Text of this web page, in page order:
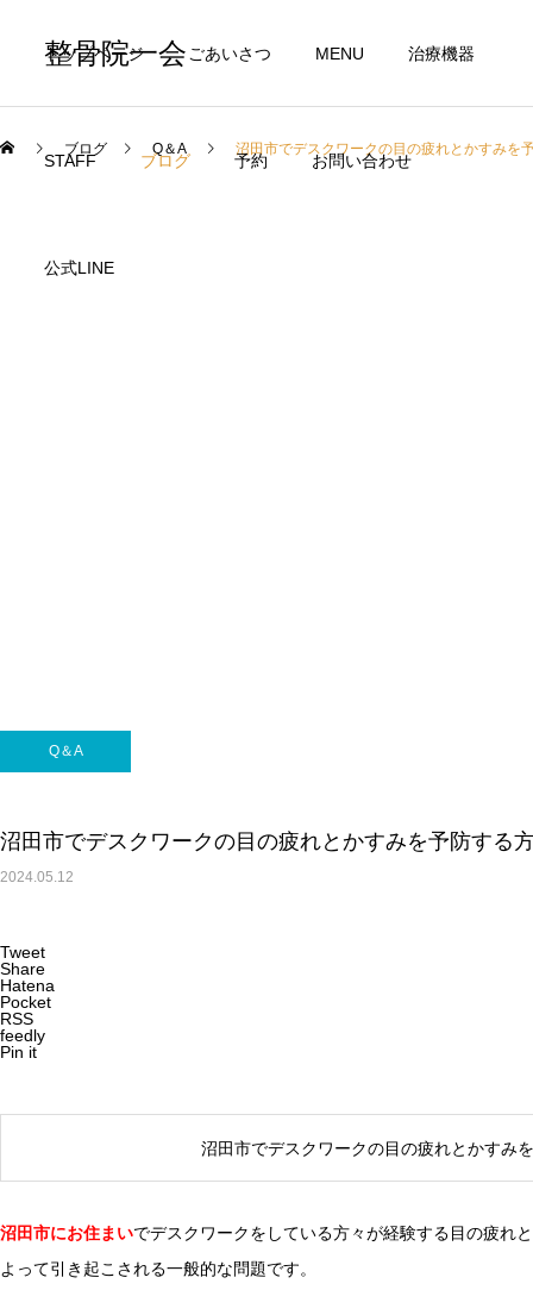
整骨院一会
トップページ ごあいさつ MENU 治療機器
STAFF ブログ 予約 お問い合わせ
公式LINE
交通事故治療
Q＆A
ブログ Q＆A 沼田市でデスクワークの目の疲れとかすみを
Q＆A
沼田市でデスクワークの目の疲れとかすみを予防する
2024.05.12
Tweet
Share
Hatena
Pocket
RSS
feedly
Pin it
沼田市でデスクワークの目の疲れとかすみ
沼田市にお住まいでデスクワークをしている方々が経験する目の疲れ
よって引き起こされる一般的な問題です。